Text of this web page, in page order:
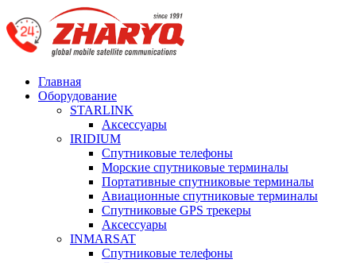
Главная
Оборудование
STARLINK
Аксессуары
IRIDIUM
Спутниковые телефоны
Морские спутниковые терминалы
Портативные спутниковые терминалы
Авиационные спутниковые терминалы
Спутниковые GPS трекеры
Аксессуары
INMARSAT
Спутниковые телефоны